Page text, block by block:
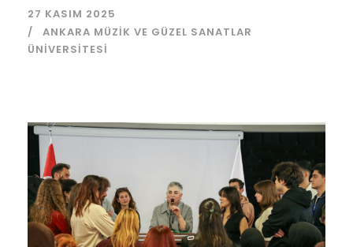
27 KASIM 2025
ANKARA MÜZIK VE GÜZEL SANATLAR
ÜNIVERSITESI